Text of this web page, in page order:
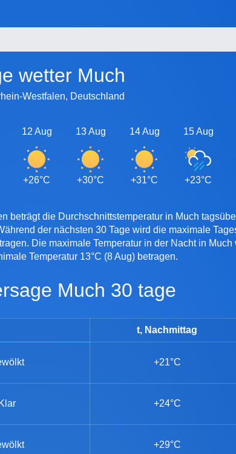
wetter Much
Westfalen, Deutschland
12 Aug
+26°C
13 Aug
+30°C
14 Aug
+31°C
15 Aug
+23°C
beträgt die Durchschnittstemperatur in Much
der nächsten 30 Tage wird die maximale
Die maximale Temperatur in der Nacht in
Temperatur 13°C (8 Aug) betragen.
Much 30 tage
t, Nachmittag
+21°C
Klar +24°C
+29°C